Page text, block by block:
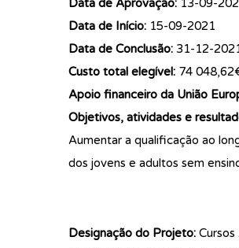
Data de Aprovação: 13-09-
Data de Início: 15-09-2021
Data de Conclusão: 31-12-
Custo total elegível: 74
Apoio financeiro da União
Objetivos, atividades e
Aumentar a qualificação ao
dos jovens e adultos sem
Designação do Projeto: